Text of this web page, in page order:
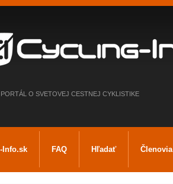
O SVETOVEJ CESTNEJ CYKLISTIKE
Info.sk FAQ Hľadať Členovia